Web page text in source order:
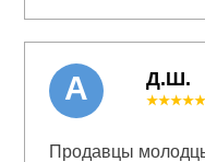
Д.Ш.
★★★★★
Продавцы
А